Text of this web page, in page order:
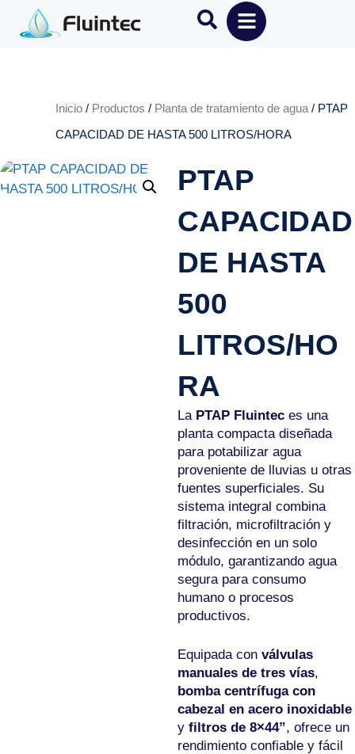
Inicio / Productos / Planta de tratamiento de agua / PTAP
CAPACIDAD DE HASTA 500 LITROS/HORA
PTAP
CAPACIDAD
DE HASTA
500
LITROS/HO
RA
La PTAP Fluintec es una
planta compacta diseñada
para potabilizar agua
proveniente de lluvias u otras
fuentes superficiales. Su
sistema integral combina
filtración, microfiltración y
desinfección en un solo
módulo, garantizando agua
segura para consumo
humano o procesos
productivos.
Equipada con válvulas
manuales de tres vías,
bomba centrífuga con
cabezal en acero inoxidable
y filtros de 8×44”, ofrece un
rendimiento confiable y fácil